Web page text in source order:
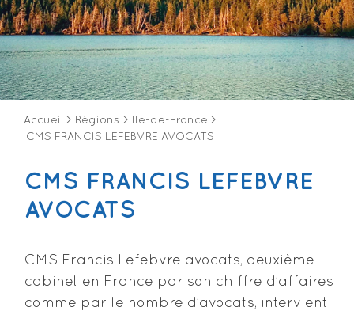
Accueil > Régions > Ile-de-France >
CMS FRANCIS LEFEBVRE AVOCATS
CMS FRANCIS LEFEBVRE
AVOCATS
CMS Francis Lefebvre avocats, deuxième
cabinet en France par son chiffre d’affaires
comme par le nombre d’avocats, intervient